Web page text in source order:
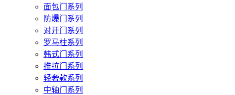
面包门系列
防爆门系列
对开门系列
罗马柱系列
韩式门系列
推拉门系列
轻奢款系列
中轴门系列